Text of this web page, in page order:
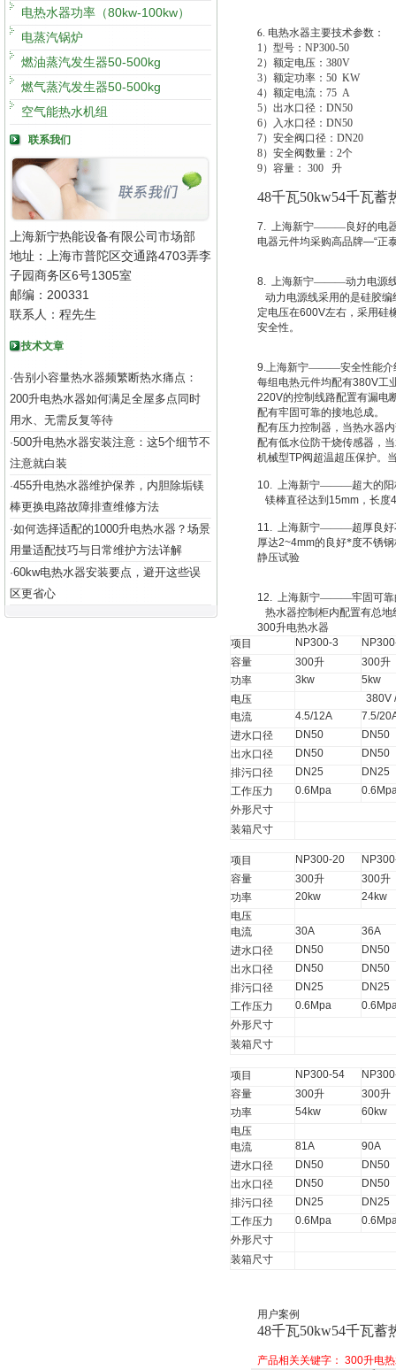
电热水器功率（80kw-100kw）
电蒸汽锅炉
燃油蒸汽发生器50-500kg
燃气蒸汽发生器50-500kg
空气能热水机组
联系我们
上海新宁热能设备有限公司市场部
地址：上海市普陀区交通路4703弄李
子园商务区6号1305室
邮编：200331
联系人：程先生
技术文章
·告别小容量热水器频繁断热水痛点：
200升电热水器如何满足全屋多点同时
用水、无需反复等待
·500升电热水器安装注意：这5个细节不
注意就白装
·455升电热水器维护保养，内胆除垢镁
棒更换电路故障排查维修方法
·如何选择适配的1000升电热水器？场景
用量适配技巧与日常维护方法详解
·60kw电热水器安装要点，避开这些误
区更省心
6. 电热水器主要技术参数：
1 ）型号：NP300-50
2）额定电压：380V
3）额定功率：50 KW
4）额定电流：75 A
5）出水口径：DN50
6）入水口径：DN50
7）安全阀口径：DN20
8）安全阀数量：2个
9）容量： 300 升
48千瓦50kw54千瓦蓄
7. 上海新宁———良好的电
电器元件均采购高品牌—“正
8. 上海新宁———动力电源
动力电源线采用的是硅胶
定电压在600V左右，采用硅
安全性。
9.上海新宁———安全性能介
每组电热元件均配有380V工
220V的控制线路配置有漏电
配有牢固可靠的接地总成。
配有压力控制器，当热水器
配有低水位防干烧传感器，
机械型TP阀超温超压保护。
10. 上海新宁———超大的阳
镁棒直径达到 15mm ，长度
11. 上海新宁———超厚良好
厚达2~4mm的良好*度不锈
静压试验
12. 上海新宁———牢固可靠
热水器控制柜内配置有总
300升电热水器
项目
NP300-3
容量
300升 300升
功率
3kw
5kw
电压
380V
电流
4.5/12A
7.5/
进水口径
DN50
DN50
出水口径
DN50
DN50
排污口径
DN25
DN25
工作压力
0.6Mpa
外形尺寸
装箱尺寸
项目 NP300-20
容量
300升 300升
功率
20kw
24kw
电压
电流
30A
36A
进水口径
DN50
DN50
出水口径
DN50
DN50
排污口径
DN25
DN25
工作压力
0.6Mpa
外形尺寸
装箱尺寸
项目 NP300-54
容量
300升 300升
功率
54kw
60kw
电压
电流
81A
90A
进水口径
DN50
DN50
出水口径
DN50
DN50
排污口径
DN25
DN25
工作压力
0.6Mpa
外形尺寸
装箱尺寸
用户案例
48千瓦50kw54千瓦蓄
产品相关关键字： 300升电